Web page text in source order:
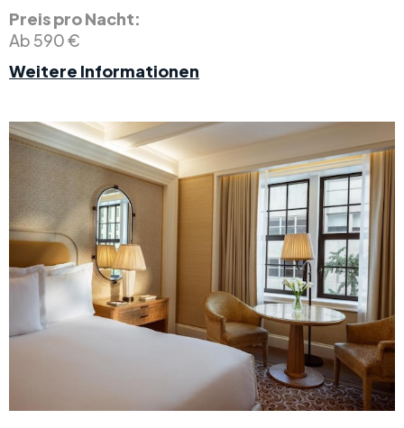
Preis pro Nacht:
Ab 590 €
Weitere Informationen